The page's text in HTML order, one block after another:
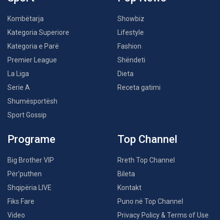
Kombëtarja
Kategoria Superiore
Kategoria e Parë
Premier League
La Liga
Serie A
Shumësportësh
Sport Gossip
Showbiz
Lifestyle
Fashion
Shëndeti
Dieta
Receta gatimi
Programe
Big Brother VIP
Për’puthen
Shqipëria LIVE
Fiks Fare
Video
Top Channel
Rreth Top Channel
Bileta
Kontakt
Puno në Top Channel
Privacy Policy & Terms of Use